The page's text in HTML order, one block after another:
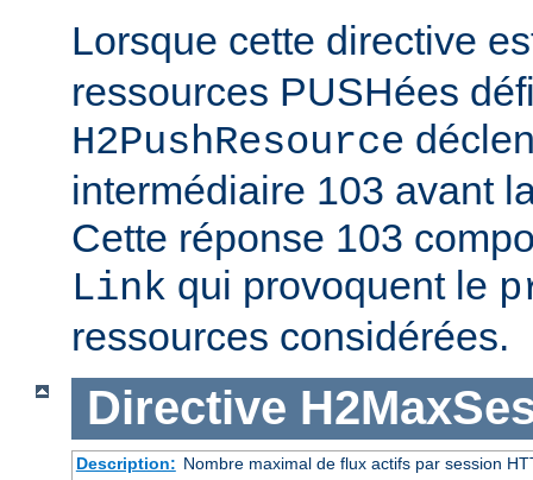
Lorsque cette directive
ressources PUSHées
H2PushResource
intermédiaire 103 avant
Cette réponse 103
Link qui provoquent le
ressources considérées.
Directive
Description: Nombre maximal de flux actifs par session